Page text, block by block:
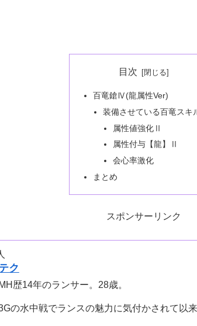
目次
百竜鎗Ⅳ(龍属性Ver)
装備させている百竜スキ
属性値強化Ⅱ
属性付与【龍】Ⅱ
会心率激化
まとめ
スポンサーリンク